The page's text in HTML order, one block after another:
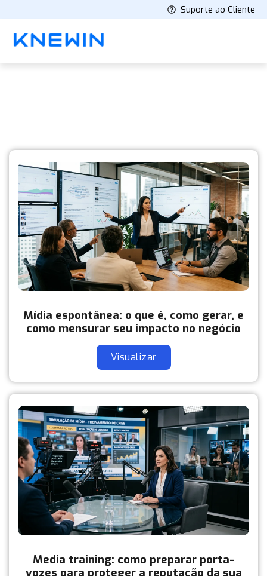
Suporte ao Cliente
Mídia espontânea: o que é, como gerar, e
como mensurar seu impacto no negócio
Visualizar
Media training: como preparar porta-
vozes para proteger a reputação da sua